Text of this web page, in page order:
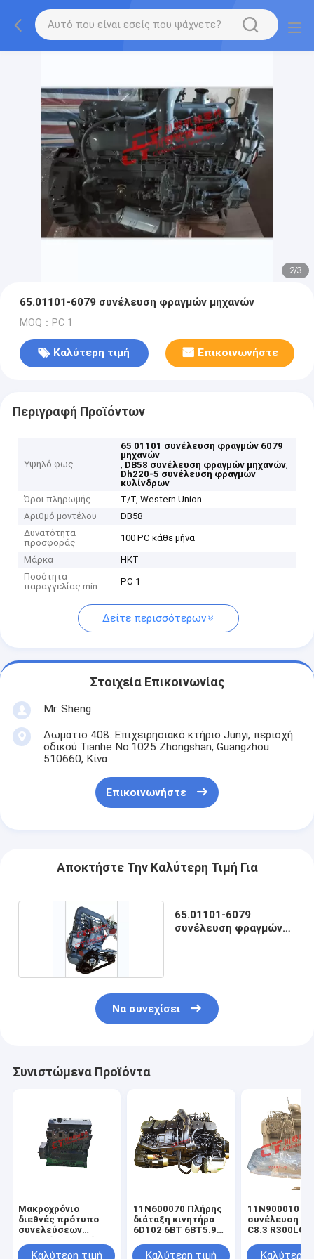
2/3
65.01101-6079 συνέλευση φραγμών μηχανών
MOQ：PC 1
Καλύτερη τιμή Επικοινωνήστε
Περιγραφή Προϊόντων
Υψηλό φως
65 01101 συνέλευση φραγμών 6079
μηχανών
, DB58 συνέλευση φραγμών μηχανών,
Dh220-5 συνέλευση φραγμών
κυλίνδρων
Όροι πληρωμής
T/T, Western Union
Αριθμό μοντέλου
DB58
Δυνατότητα
προσφοράς
100 PC κάθε μήνα
Μάρκα
HKT
Ποσότητα
παραγγελίας min
PC 1
Δείτε περισσότερων
Στοιχεία Επικοινωνίας
Mr. Sheng
Δωμάτιο 408. Επιχειρησιακό κτήριο Junyi, περιοχή
οδικού Tianhe No.1025 Zhongshan, Guangzhou
510660, Κίνα
Επικοινωνήστε
Αποκτήστε Την Καλύτερη Τιμή Για
65.01101-6079
συνέλευση φραγμών
Να συνεχίσει
Συνιστώμενα Προϊόντα
Μακροχρόνιο
διεθνές πρότυπο
συνελεύσεων
της Cummins B3.3
Καλύτερη τιμή
11N600070 Πλήρης
διάταξη κινητήρα
6D102 6BT 6BT5.9
R220 - 9
Καλύτερη τιμή
11N900010
συνέλευση
C8.3 R300LC -
7A
Καλύτερη